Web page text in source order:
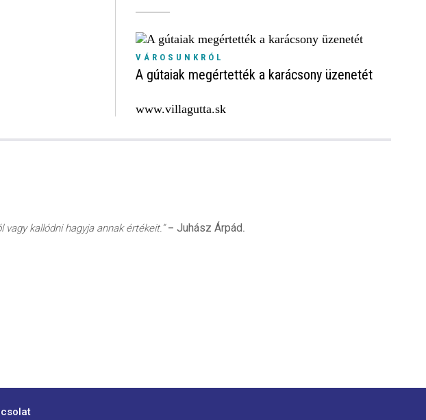
VÁROSUNKRÓL
A gútaiak megértették a karácsony üzenetét
www.villagutta.sk
kallódni hagyja annak értékeit.”– Juhász Árpád.